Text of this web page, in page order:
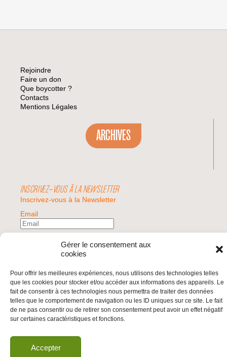
Gérer le consentement aux
cookies
Pour offrir les meilleures expériences, nous utilisons des technologies telles
que les cookies pour stocker et/ou accéder aux informations des appareils. Le
fait de consentir à ces technologies nous permettra de traiter des données
telles que le comportement de navigation ou les ID uniques sur ce site. Le fait
de ne pas consentir ou de retirer son consentement peut avoir un effet négatif
sur certaines caractéristiques et fonctions.
Accepter
Rejoindre
Faire un don
Que boycotter ?
Contacts
Mentions Légales
ARCHIVES
INSCRIVEZ-VOUS À LA NEWSLETTER
Inscrivez-vous à la Newsletter
Email
Valider
© 2026 | BDS France | Boycott Désinvestissement Sanctions, la réponse
citoyenne et non-violente à l'impunité d'Israël |